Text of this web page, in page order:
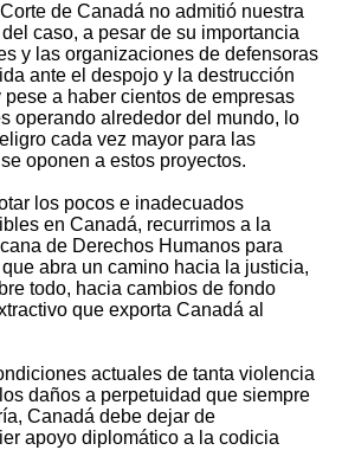
de Canadá no admitió nuestra
caso, a pesar de su importancia
y las organizaciones de defensoras
ante el despojo y la destrucción
a haber cientos de empresas
operando alrededor del mundo, lo
cada vez mayor para las
oponen a estos proyectos.
los pocos e inadecuados
en Canadá, recurrimos a la
de Derechos Humanos para
abra un camino hacia la justicia,
todo, hacia cambios de fondo
que exporta Canadá al
actuales de tanta violencia
daños a perpetuidad que siempre
Canadá debe dejar de
apoyo diplomático a la codicia